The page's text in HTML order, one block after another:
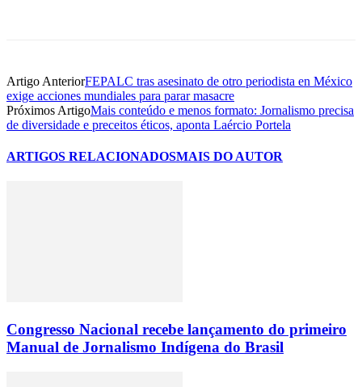
Artigo AnteriorFEPALC tras asesinato de otro periodista en México
exige acciones mundiales para parar masacre
Próximos ArtigoMais conteúdo e menos formato: Jornalismo precisa
de diversidade e preceitos éticos, aponta Laércio Portela
ARTIGOS RELACIONADOSMAIS DO AUTOR
Congresso Nacional recebe lançamento do primeiro
Manual de Jornalismo Indígena do Brasil